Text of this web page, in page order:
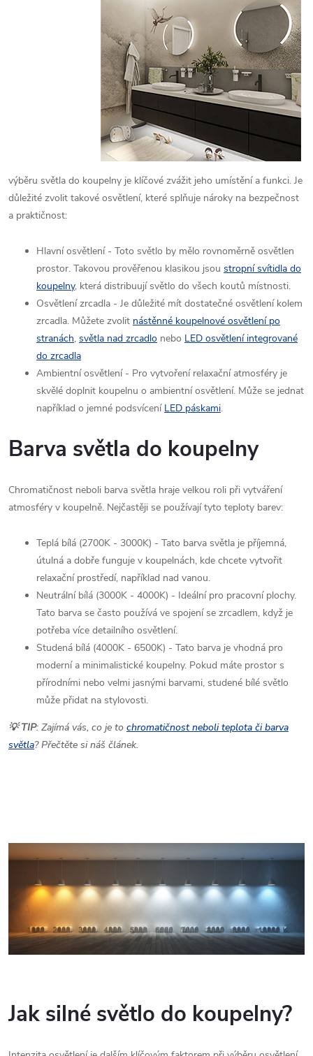
výběru světla do koupelny je klíčové zvážit jeho umístění a funkci. Je
důležité zvolit takové osvětlení, které splňuje nároky na bezpečnost
a praktičnost:
Hlavní osvětlení - Toto světlo by mělo rovnoměrně osvětlen
prostor. Takovou prověřenou klasikou jsou stropní svítidla do
koupelny, která distribuují světlo do všech koutů místnosti.
Osvětlení zrcadla - Je důležité mít dostatečné osvětlení kolem
zrcadla. Můžete zvolit nástěnné koupelnové osvětlení po
stranách, světla nad zrcadlo nebo LED osvětlení integrované
do zrcadla
Ambientní osvětlení - Pro vytvoření relaxační atmosféry je
skvělé doplnit koupelnu o ambientní osvětlení. Může se jednat
například o jemné podsvícení LED páskami.
Barva světla do koupelny
Chromatičnost neboli barva světla hraje velkou roli při vytváření
atmosféry v koupelně. Nejčastěji se používají tyto teploty barev:
Teplá bílá (2700K - 3000K) - Tato barva světla je příjemná,
útulná a dobře funguje v koupelnách, kde chcete vytvořit
relaxační prostředí, například nad vanou.
Neutrální bílá (3000K - 4000K) - Ideální pro pracovní plochy.
Tato barva se často používá ve spojení se zrcadlem, když je
potřeba více detailního osvětlení.
Studená bílá (4000K - 6500K) - Tato barva je vhodná pro
moderní a minimalistické koupelny. Pokud máte prostor s
přírodními nebo velmi jasnými barvami, studené bílé světlo
může přidat na stylovosti.
💡 TIP: Zajímá vás, co je to chromatičnost neboli teplota či barva
světla? Přečtěte si náš článek.
Jak silné světlo do koupelny?